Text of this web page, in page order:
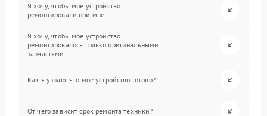
Я хочу, чтобы мое устройство
ремонтировали при мне.
Я хочу, чтобы мое устройство
ремонтировалось только оригинальными
запчастями.
Как я узнаю, что мое устройство готово?
От чего зависит срок ремонта техники?